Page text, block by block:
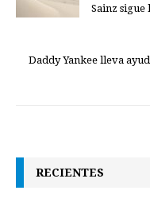
Sainz
Daddy Yankee lleva
RECIENTES